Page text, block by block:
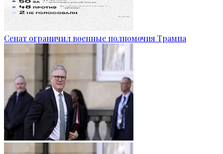
Сенат ограничил военные полномочия Трампа